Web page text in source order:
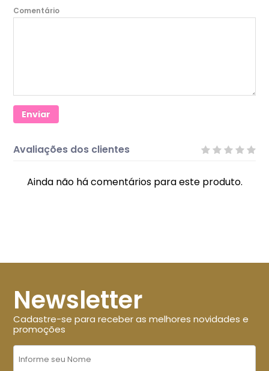
Comentário
Enviar
Avaliações dos clientes
Ainda não há comentários para este produto.
Newsletter
Cadastre-se para receber as melhores novidades e
promoções